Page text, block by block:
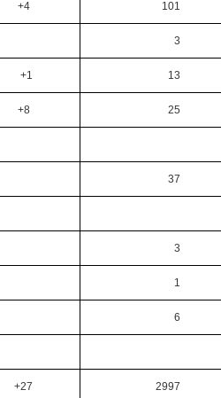
101
4+
3
13
1+
25
8+
37
3
1
6
2997
27+